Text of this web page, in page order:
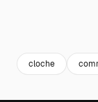
cloche